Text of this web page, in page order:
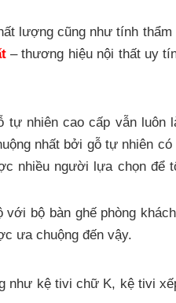
lượng cũng như tính thẩm
– thương hiệu nội thất uy
nhiên cao cấp vẫn luôn
nhất bởi gỗ tự nhiên
nhiều người lựa chọn để
bộ bàn ghế phòng
ưa chuộng đến vậy.
như kệ tivi chữ K, kệ tivi